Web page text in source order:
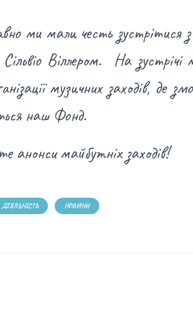
ми мали честь
Віллером. На зустрічі
музичних заходів, де
наш Фонд.
анонси майбутніх заходів!
ДІЯЛЬНІСТЬ НОВИНИ